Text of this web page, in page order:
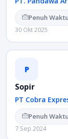
Penuh Waktu
30 Okt 2025
P
Sopir
PT Cobra
Penuh Waktu
7 Sep 2024